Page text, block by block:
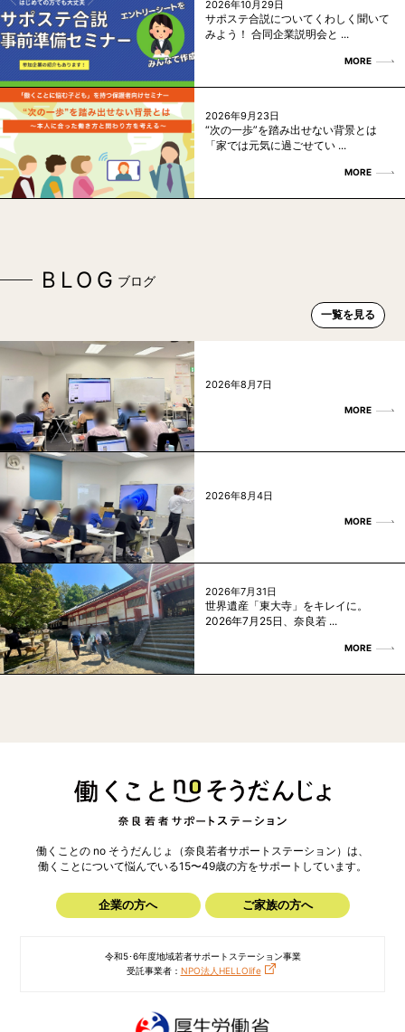
2026年10月29日
サポステ合説についてくわしく聞いて
みよう！ 合同企業説明会と ...
MORE
2026年9月23日
“次の一歩”を踏み出せない背景とは
「家では元気に過ごせてい ...
MORE
BLOG ブログ
一覧を見る
2026年8月7日
MORE
2026年8月4日
MORE
2026年7月31日
世界遺産「東大寺」をキレイに。
2026年7月25日、奈良若 ...
MORE
働くことの no そうだんじょ（奈良若者サポートステーション）は、
働くことについて悩んでいる15〜49歳の方をサポートしています。
企業の方へ ご家族の方へ
令和5･6年度地域若者サポートステーション事業
受託事業者： NPO法人HELLOlife